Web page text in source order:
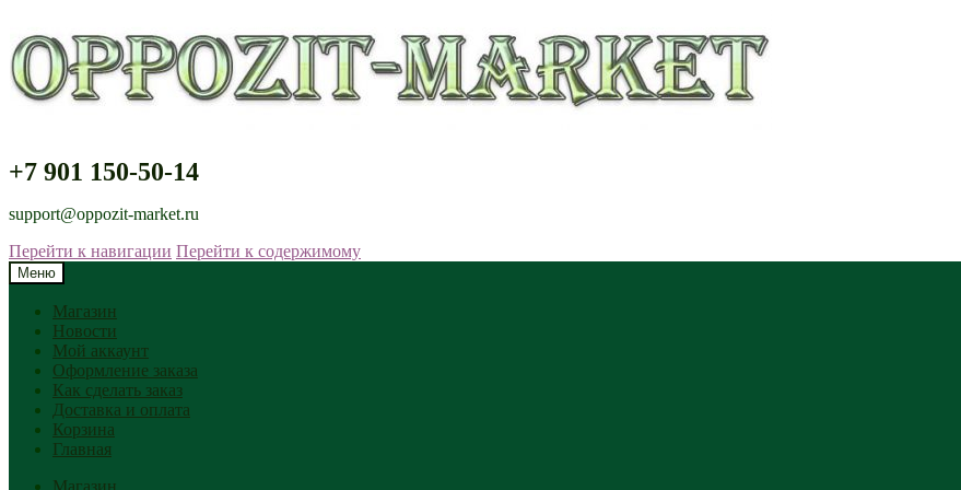
+7 901 150-50-14
support@oppozit-market.ru
Перейти к навигации Перейти к содержимому
Меню
Магазин
Новости
Мой аккаунт
Оформление заказа
Как сделать заказ
Доставка и оплата
Корзина
Главная
Магазин